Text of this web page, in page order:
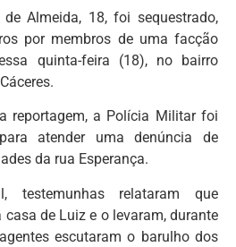
Almeida, 18, foi sequestrado,
por membros de uma facção
quinta-feira (18), no bairro
reportagem, a Polícia Militar foi
atender uma denúncia de
da rua Esperança.
testemunhas relataram que
de Luiz e o levaram, durante
escutaram o barulho dos